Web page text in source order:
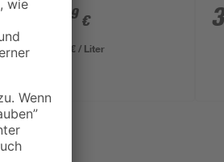
49 €
12,46 € / Liter